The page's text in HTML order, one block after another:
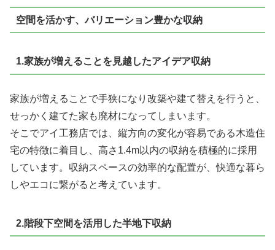
空間を活かす、バリエーション豊かな収納
1.家族が増えることを見越したアイデア収納
家族が増えることで手狭になり改築や建て替えを行うと、
せっかく建てた家も廃材になってしまいます。
そこでアイ工務店では、縦方向の変化が容易である木造住
宅の特徴に着目し、 高さ1.4m以内の収納を積極的に採用
しています。収納スペースの効率的な配置が、快適な暮ら
しやエコに繋がると考えています。
2.階段下空間を活用した半地下収納